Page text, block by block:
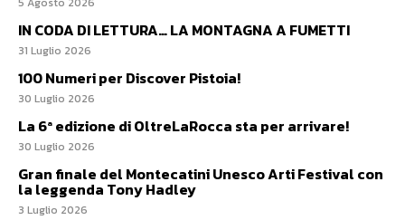
IN CODA DI LETTURA… LA MONTAGNA A FUMETTI
31 Luglio 2026
100 Numeri per Discover Pistoia!
30 Luglio 2026
La 6ª edizione di OltreLaRocca sta per arrivare!
30 Luglio 2026
Gran finale del Montecatini Unesco Arti Festival con
la leggenda Tony Hadley
3 Luglio 2026